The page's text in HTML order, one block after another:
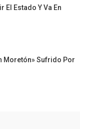
El Estado Y Va En
Moretón» Sufrido Por